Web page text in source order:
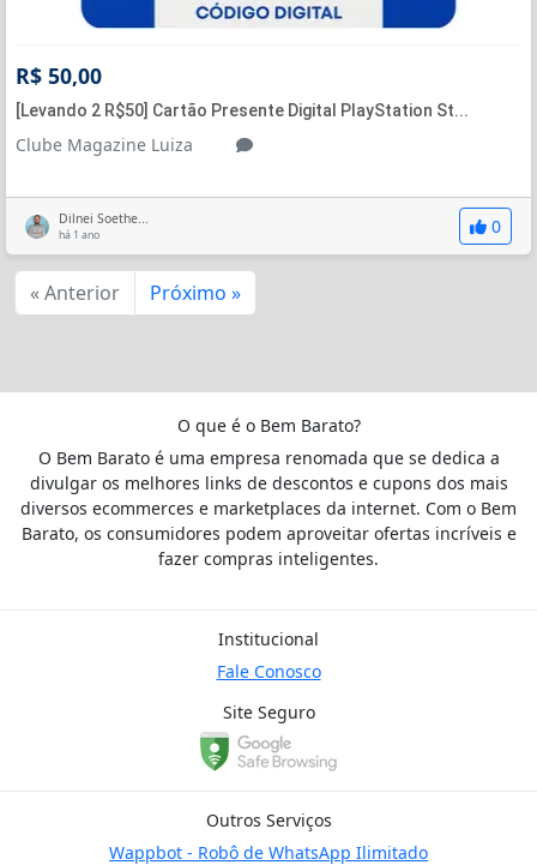
R$ 50,00
[Levando 2 R$50] Cartão Presente Digital PlayStation St...
Clube Magazine Luiza
Dilnei Soethe...
há 1 ano 0
« Anterior Próximo »
O que é o Bem Barato?
O Bem Barato é uma empresa renomada que se dedica a
divulgar os melhores links de descontos e cupons dos mais
diversos ecommerces e marketplaces da internet. Com o Bem
Barato, os consumidores podem aproveitar ofertas incríveis e
fazer compras inteligentes.
Institucional
Fale Conosco
Site Seguro
Outros Serviços
Wappbot - Robô de WhatsApp Ilimitado